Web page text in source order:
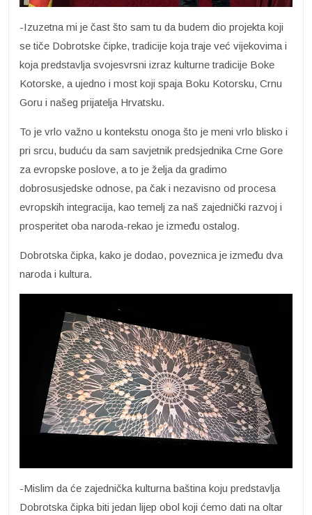
-Izuzetna mi je čast što sam tu da budem dio projekta koji
se tiče Dobrotske čipke, tradicije koja traje već vijekovima i
koja predstavlja svojesvrsni izraz kulturne tradicije Boke
Kotorske, a ujedno i most koji spaja Boku Kotorsku, Crnu
Goru i našeg prijatelja Hrvatsku.
To je vrlo važno u kontekstu onoga što je meni vrlo blisko i
pri srcu, buduću da sam savjetnik predsjednika Crne Gore
za evropske poslove, a to je želja da gradimo
dobrosusjedske odnose, pa čak i nezavisno od procesa
evropskih integracija, kao temelj za naš zajednički razvoj i
prosperitet oba naroda-rekao je između ostalog.
Dobrotska čipka, kako je dodao, poveznica je između dva
naroda i kultura.
-Mislim da će zajednička kulturna baština koju predstavlja
Dobrotska čipka biti jedan lijep obol koji ćemo dati na oltar